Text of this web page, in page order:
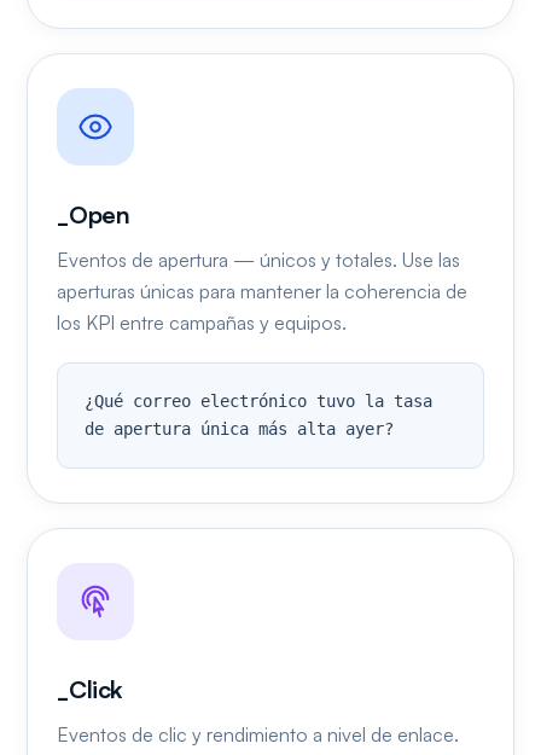
_Open
Eventos de apertura — únicos y totales. Use las
aperturas únicas para mantener la coherencia de
los KPI entre campañas y equipos.
¿Qué correo electrónico tuvo la tasa
de apertura única más alta ayer?
_Click
Eventos de clic y rendimiento a nivel de enlace.